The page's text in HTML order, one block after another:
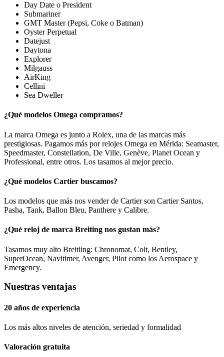
Day Date o President
Submariner
GMT Master (Pepsi, Coke o Batman)
Oyster Perpetual
Datejust
Daytona
Explorer
Milgauss
AirKing
Cellini
Sea Dweller
¿Qué modelos Omega compramos?
La marca Omega es junto a Rolex, una de las marcas más
prestigiosas. Pagamos más por relojes Omega en Mérida: Seamaster,
Speedmaster, Constellation, De Ville, Genève, Planet Ocean y
Professional, entre otros. Los tasamos al mejor precio.
¿Qué modelos Cartier buscamos?
Los modelos que más nos vender de Cartier son Cartier Santos,
Pasha, Tank, Ballon Bleu, Panthere y Calibre.
¿Qué reloj de marca Breiting nos gustan más?
Tasamos muy alto Breitling: Chronomat, Colt, Bentley,
SuperOcean, Navitimer, Avenger, Pilot como los Aerospace y
Emergency.
Nuestras ventajas
20 años de experiencia
Los más altos niveles de atención, seriedad y formalidad​
Valoración gratuita